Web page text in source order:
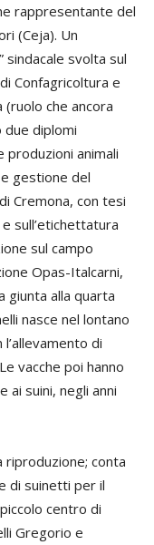
rappresentante del
(Ceja). Un
svolta sul
Confagricoltura e
che ancora
diplomi
produzioni animali
gestione del
Cremona, con tesi
sull’etichettatura
sul campo
Opas-Italcarni,
giunta alla quarta
nasce nel lontano
di
vacche poi hanno
ai suini, negli anni
riproduzione; conta
di suinetti per il
centro di
Gregorio e